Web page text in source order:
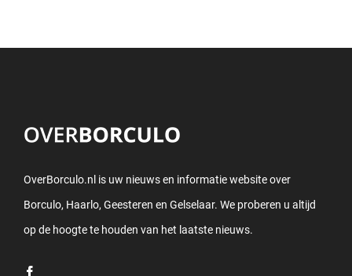
OverBorculo.nl is uw nieuws en informatie website over
Borculo, Haarlo, Geesteren en Gelselaar. We proberen u altijd
op de hoogte te houden van het laatste nieuws.